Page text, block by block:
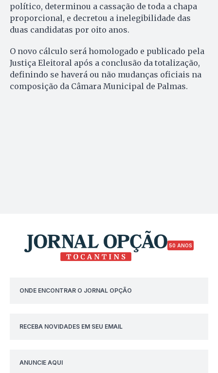
político, determinou a cassação de toda a chapa
proporcional, e decretou a inelegibilidade das
duas candidatas por oito anos.
O novo cálculo será homologado e publicado pela
Justiça Eleitoral após a conclusão da totalização,
definindo se haverá ou não mudanças oficiais na
composição da Câmara Municipal de Palmas.
50 ANOS
ONDE ENCONTRAR O JORNAL OPÇÃO
RECEBA NOVIDADES EM SEU EMAIL
ANUNCIE AQUI